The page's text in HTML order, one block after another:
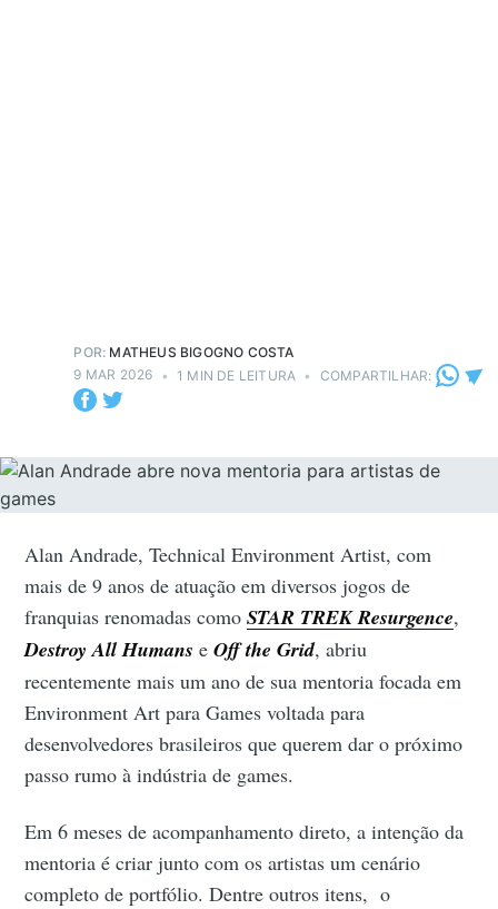
POR: MATHEUS BIGOGNO COSTA
9 MAR 2026 • 1 MIN DE LEITURA • COMPARTILHAR:
Alan Andrade, Technical Environment Artist, com
mais de 9 anos de atuação em diversos jogos de
franquias renomadas comoSTAR TREK Resurgence,
Destroy All Humans eOff the Grid, abriu
recentemente mais um ano de sua mentoria focada em
Environment Art para Games voltada para
desenvolvedores brasileiros que querem dar o próximo
passo rumo à indústria de games.
Em 6 meses de acompanhamento direto, a intenção da
mentoria é criar junto com os artistas um cenário
completo de portfólio. Dentre outros itens, o